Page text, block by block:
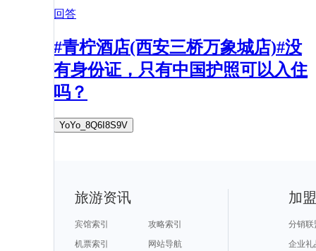
回答
#青柠酒店(西安三桥万象城店)#没
有身份证，只有中国护照可以入住
吗？
YoYo_8Q6I8S9V
旅游资讯
宾馆索引
攻略索引
机票索引
网站导航
加
分销联
企业礼